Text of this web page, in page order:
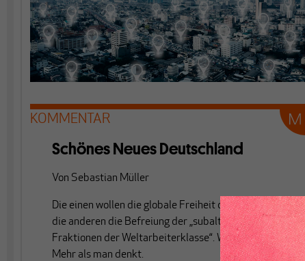
KOMMENTAR
Schönes Neues Deutschland
Von Sebastian Müller
Die einen wollen die globale Freiheit des Kapitals,
die anderen die Befreiung der „subalternen
Fraktionen der Weltarbeiterklasse“. Was sie eint?
Mehr als man denkt.